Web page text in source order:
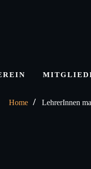
Home LehrerInnen